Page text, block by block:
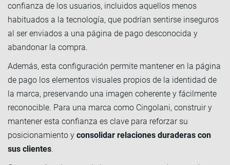
confianza de los usuarios, incluidos aquellos menos
habituados a la tecnología, que podrían sentirse inseguros
al ser enviados a una página de pago desconocida y
abandonar la compra.
Además, esta configuración permite mantener en la página
de pago los elementos visuales propios de la identidad de
la marca, preservando una imagen coherente y fácilmente
reconocible. Para una marca como Cingolani, construir y
mantener esta confianza es clave para reforzar su
posicionamiento y consolidar relaciones duraderas con
sus clientes.